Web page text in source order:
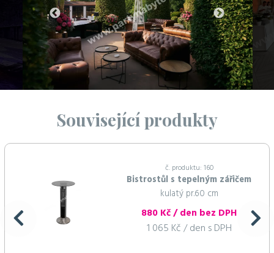
Související produkty
č. produktu: 160
Bistrostůl s tepelným zářičem
kulatý pr.60 cm
880 Kč / den bez DPH
1 065 Kč / den s DPH